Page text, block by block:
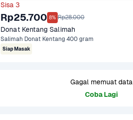
Sisa 3
Rp25.700 8% Rp28.000
Donat Kentang Salimah
Salimah Donat Kentang 400 gram
Siap Masak
Gagal memuat data
Coba Lagi